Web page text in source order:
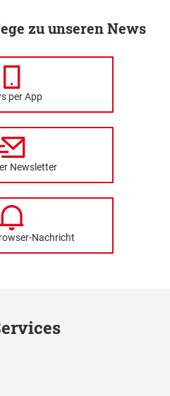
zu unseren News
per App
Newsletter
Nachricht